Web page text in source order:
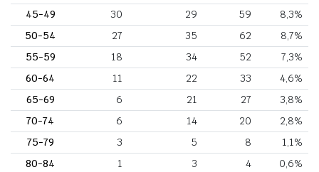
45-49
30 29 59
8,3%
50-54
27 35 62
8,7%
55-59
18 34 52
7,3%
60-64
11 22 33
4,6%
65-69
6 21 27
3,8%
70-74
6 14 20
2,8%
75-79
3 5 8
1,1%
80-84
1 3 4
0,6%